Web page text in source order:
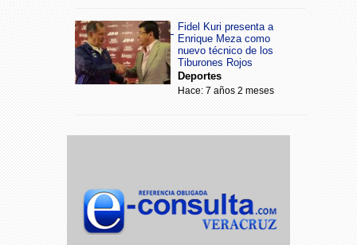
Fidel Kuri presenta a
Enrique Meza como
nuevo técnico de los
Tiburones Rojos
Deportes
Hace: 7 años 2 meses